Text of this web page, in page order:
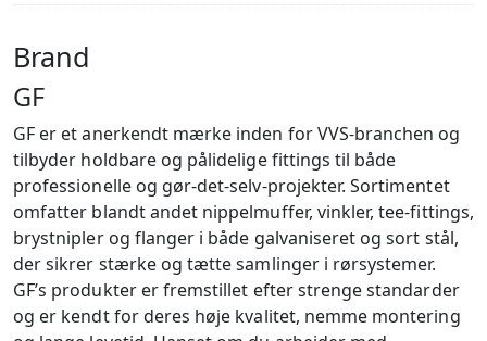
Brand
GF
GF er et anerkendt mærke inden for VVS-branchen og
tilbyder holdbare og pålidelige fittings til både
professionelle og gør-det-selv-projekter. Sortimentet
omfatter blandt andet nippelmuffer, vinkler, tee-fittings,
brystnipler og flanger i både galvaniseret og sort stål,
der sikrer stærke og tætte samlinger i rørsystemer.
GF’s produkter er fremstillet efter strenge standarder
og er kendt for deres høje kvalitet, nemme montering